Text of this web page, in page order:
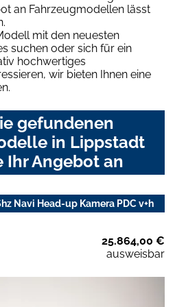
an Fahrzeugmodellen lässt
mit den neuesten
suchen oder sich für ein
hochwertiges
wir bieten Ihnen eine
gefundenen
in Lippstadt
Ihr Angebot an
Navi Head-up Kamera PDC v+h
25.864,00 €
ausweisbar